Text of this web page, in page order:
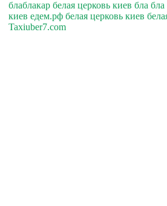
блаблакар белая церковь киев бла
киев едем.рф белая церковь киев
Taxiuber7.com